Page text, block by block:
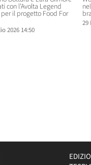
con l’Avolta Legend
il progetto Food For
2026 14:50
29